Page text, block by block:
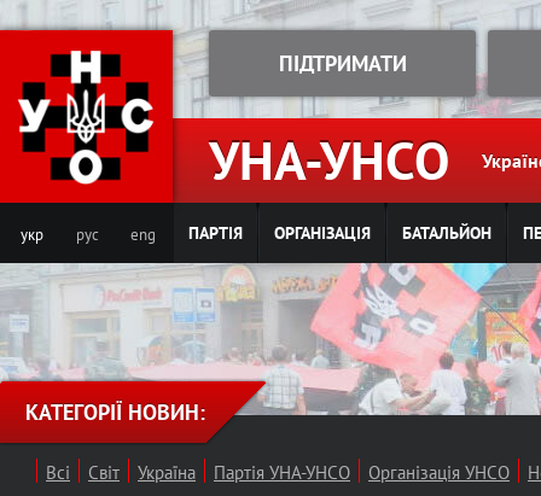
Jump to navigation
УНА-УНСО
ПІДТРИМАТИ
укр рус eng ПАРТІЯ ОРГАНІЗАЦІЯ БАТАЛЬЙОН
КАТЕГОРІЇ НОВИН:
Всі Світ Україна Партія УНА-УНСО Організація УНСО